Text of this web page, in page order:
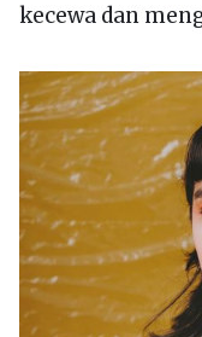
kecewa dan